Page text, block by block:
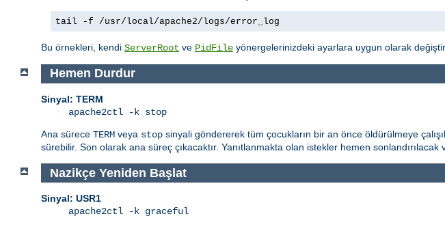
tail -f /usr/local/apache2/logs/error_log
Bu örnekleri, kendi ServerRoot ve PidFile yönergelerinizdeki ayarlara uygun olarak
Hemen Durdur
Sinyal: TERM
apache2ctl -k stop
Ana sürece TERM veya stop sinyali göndererek tüm çocukların bir an önce öldürülmeye
sürebilir. Son olarak ana süreç çıkacaktır. Yanıtlanmakta olan istekler hemen sonlandırılacak
Nazikçe Yeniden Başlat
Sinyal: USR1
apache2ctl -k graceful